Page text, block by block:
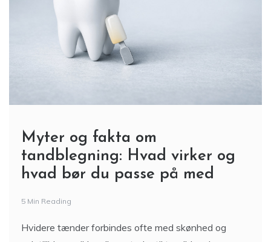
Myter og fakta om
tandblegning: Hvad virker og
hvad bør du passe på med
5 Min Reading
Hvidere tænder forbindes ofte med skønhed og